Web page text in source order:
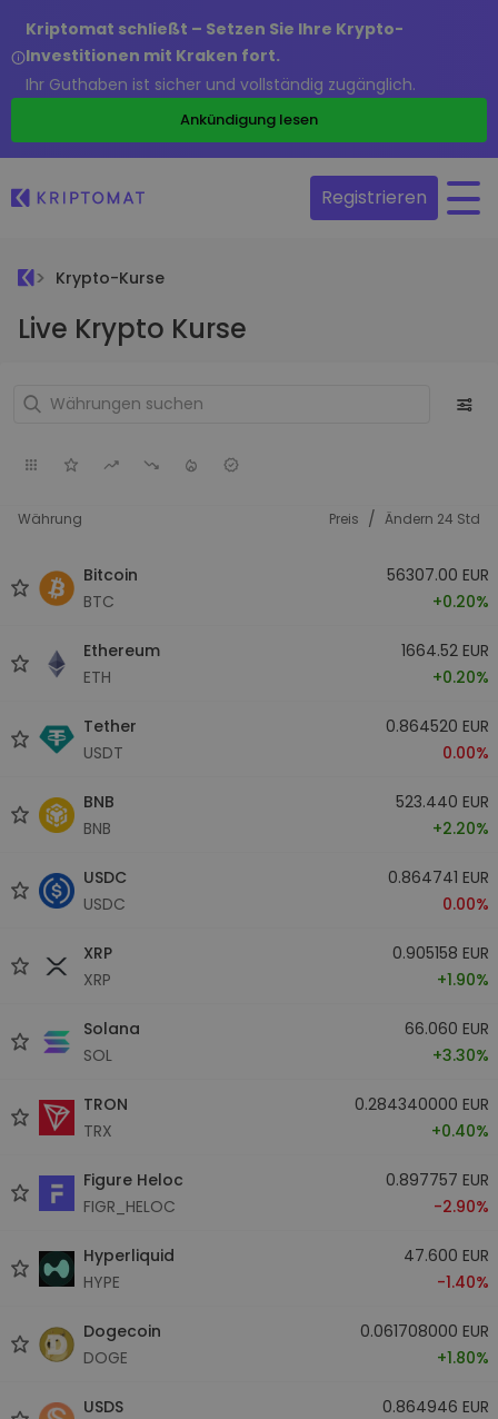
Kriptomat schließt – Setzen Sie Ihre Krypto-
Investitionen mit Kraken fort.
Ihr Guthaben ist sicher und vollständig zugänglich.
Ankündigung lesen
Registrieren
Krypto-Kurse
Live Krypto Kurse
Währung Preis / Ändern 24 Std
Bitcoin
BTC
56307.00 EUR
+0.20%
Ethereum
ETH
1664.52 EUR
+0.20%
Tether
USDT
0.864520 EUR
0.00%
BNB
BNB
523.440 EUR
+2.20%
USDC
USDC
0.864741 EUR
0.00%
XRP
XRP
0.905158 EUR
+1.90%
Solana
SOL
66.060 EUR
+3.30%
TRON
TRX
0.284340000 EUR
+0.40%
Figure Heloc
FIGR_HELOC
0.897757 EUR
-2.90%
Hyperliquid
HYPE
47.600 EUR
-1.40%
Dogecoin
DOGE
0.061708000 EUR
+1.80%
USDS
0.864946 EUR